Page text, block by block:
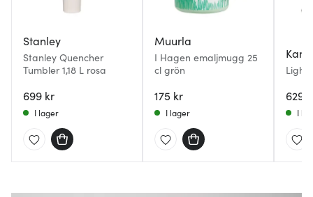
Stanley
Stanley Quencher
Tumbler 1,18 L rosa
699 kr
I lager
Muurla
I Hagen emaljmugg 25
cl grön
175 kr
I lager
629
I